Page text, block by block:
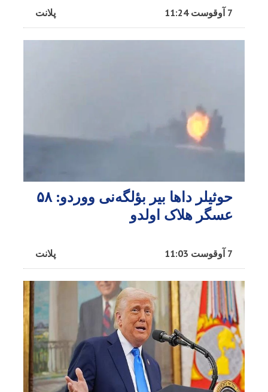
پلانت 7 آوقوست 11:24
حوثیلر داها بیر بؤلگه‌نی ووردو: ۵۸
عسگر هلاک اولدو
پلانت 7 آوقوست 11:03